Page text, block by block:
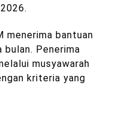
menerima bantuan
Penerima
musyawarah
kriteria yang